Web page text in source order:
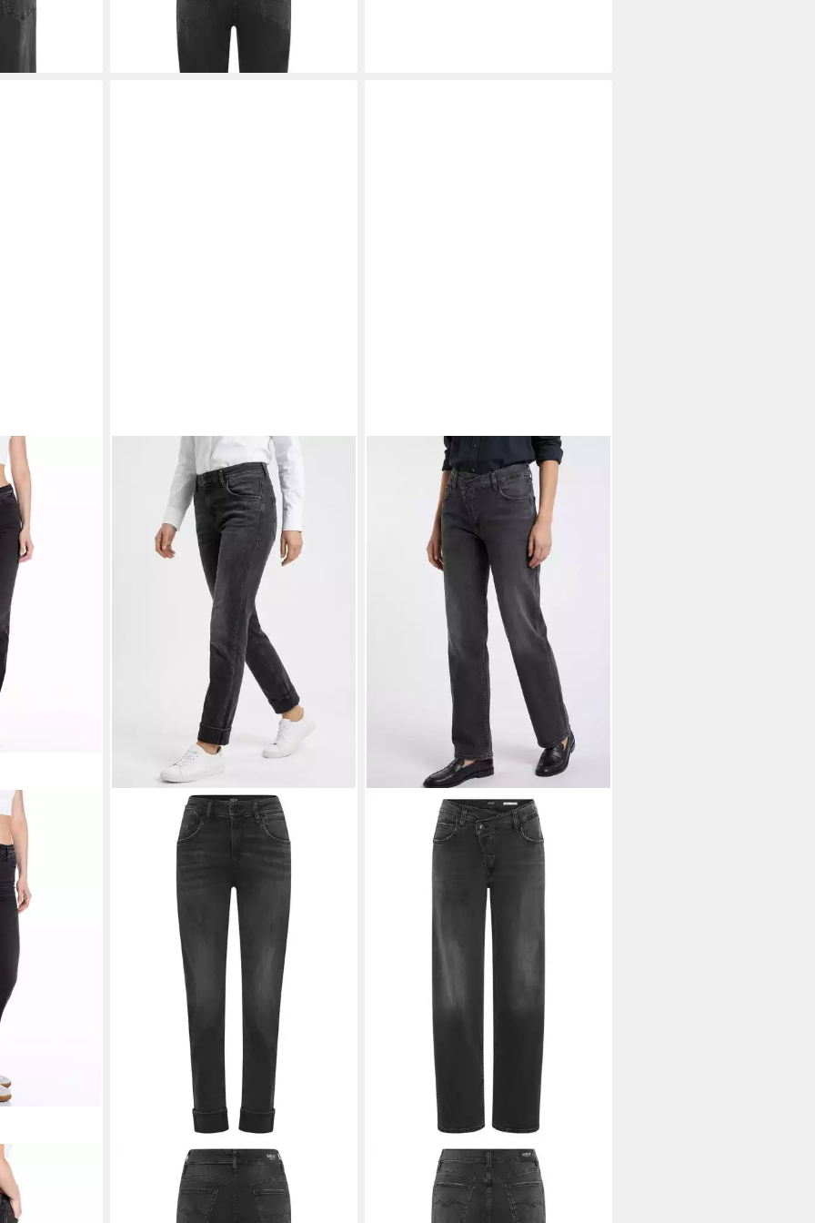
ZOLIE
Slim-fit-Jeans MARTY mit
leichter Waschung
ab 61,76 €
UVP 149,00 €
Weite Jeans ZELMAA mit
asymmetrischem Verschluss
ab 60,86 €
UVP 149,00 €